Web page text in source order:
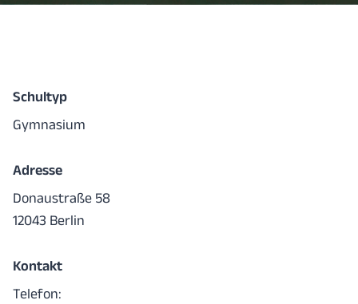
Schultyp
Gymnasium
Adresse
Donaustraße 58
12043 Berlin
Kontakt
Telefon: